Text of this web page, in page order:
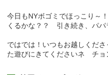
今日もNYボゴミでほっこり～
くるかな？？ 引き続き、パパ
ではでは！いつもお越しくだ
た遊びにきてくださいネ チョ